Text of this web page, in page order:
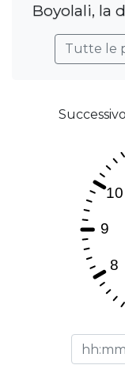
Boyolali, la
Tutte le